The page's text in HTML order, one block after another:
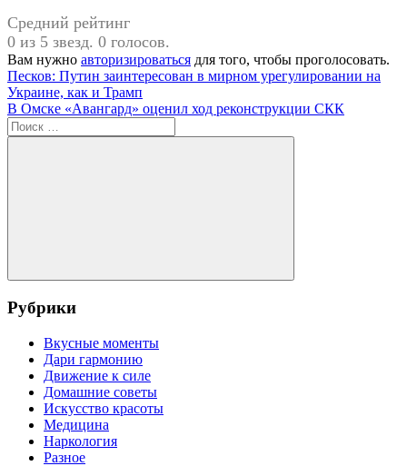
Средний рейтинг
0 из 5 звезд. 0 голосов.
Вам нужно авторизироваться для того, чтобы проголосовать.
Навигация
по
записям
Предыдущая
запись:
Песков: Путин заинтересован в мирном урегулировании на
Украине, как и Трамп
Следующая
запись:
В Омске «Авангард» оценил ход реконструкции СКК
Поиск
для:
Поиск
Рубрики
Вкусные моменты
Дари гармонию
Движение к силе
Домашние советы
Искусство красоты
Медицина
Наркология
Разное